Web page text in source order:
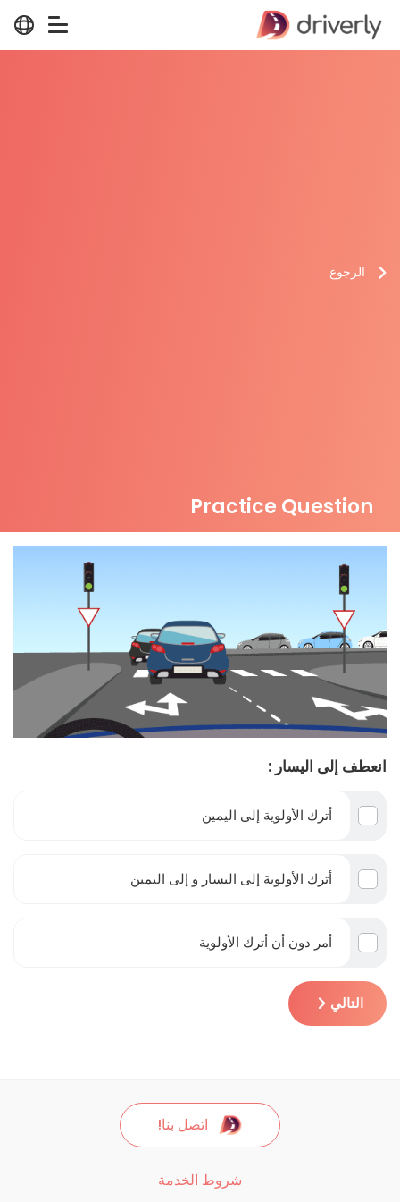
الرجوع
Practice Question
انعطف إلى اليسار :
أترك الأولوية إلى اليمين
أترك الأولوية إلى اليسار و إلى اليمين
أمر دون أن أترك الأولوية
التالي
اتصل بنا!
شروط الخدمة